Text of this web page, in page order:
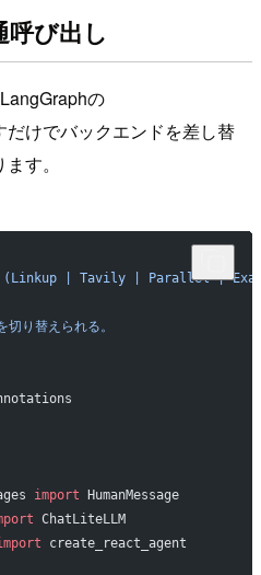
び出し
の
だけでバックエンドを差し替
す。
(Linkup | Tavily | Parallel | Exa |
り替えられる。
import HumanMessage
ChatLiteLLM
create_react_agent